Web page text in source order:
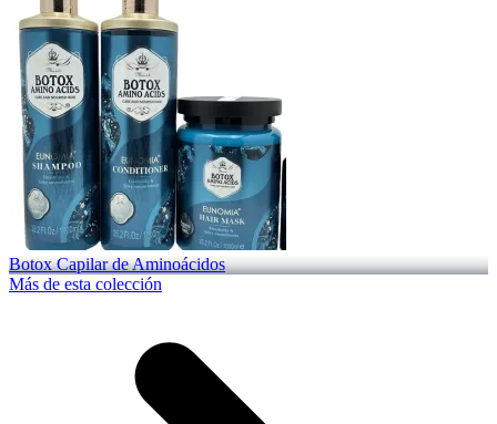
Botox Capilar de Aminoácidos
Más de esta colección